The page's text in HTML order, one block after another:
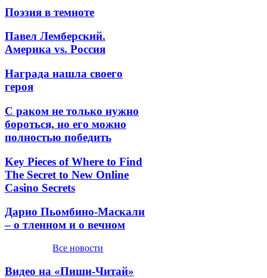
Поэзия в темноте
Павел Лемберский.
Америка vs. Россия
Награда нашла своего
героя
С раком не только нужно
бороться, но его можно
полностью победить
Key Pieces of Where to Find
The Secret to New Online
Casino Secrets
Дарио Пьомбино-Маскали
– о тленном и о вечном
Все новости
Видео на «Пиши-Читай»